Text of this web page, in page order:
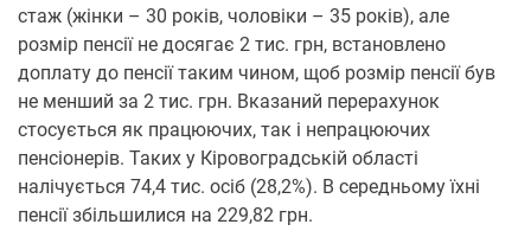
стаж (жінки – 30 років, чоловіки – 35 років), але
розмір пенсії не досягає 2 тис. грн, встановлено
доплату до пенсії таким чином, щоб розмір пенсії був
не менший за 2 тис. грн. Вказаний перерахунок
стосується як працюючих, так і непрацюючих
пенсіонерів. Таких у Кіровоградській області
налічується 74,4 тис. осіб (28,2%). В середньому їхні
пенсії збільшилися на 229,82 грн.